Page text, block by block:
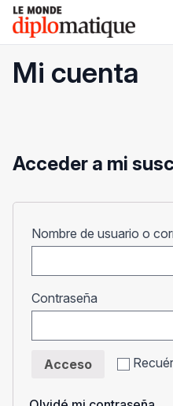
Skip
content
Le monde diplomatique
Mi cuenta
Acceder a mi
Nombre de usuario o
Contraseña
Acceso